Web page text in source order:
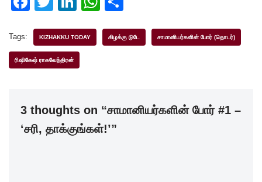
c
e
o
k
tt
er
k
e
at
p
ar
Tags: KIZHAKKU TODAY கிழக்கு டுடே சாமானியர்களின் போர் (தொடர்)
ரிஷிகேஷ் ராகவேந்திரன்
3 thoughts on “சாமானியர்களின் போர் #1 –
‘சரி, தாக்குங்கள்!’”